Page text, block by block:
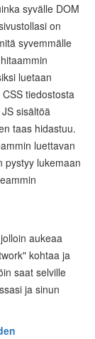
syvälle DOM
on
syvemmälle
luetaan
tiedostosta
sisältöä
taas hidastuu.
luettavan
pystyy lukemaan
aukeaa
kohtaa ja
saat selville
ja sinun